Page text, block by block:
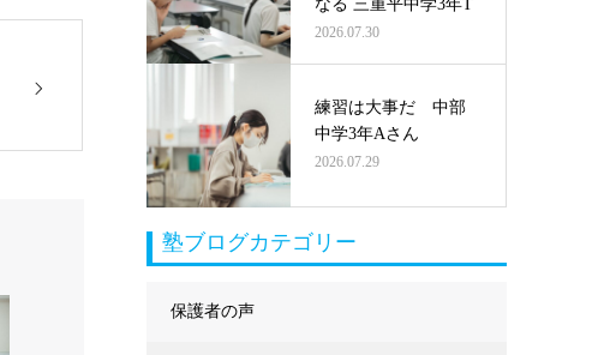
なる 三重平中学3年T
2026.07.30
練習は大事だ 中部
中学3年Aさん
2026.07.29
塾ブログカテゴリー
保護者の声